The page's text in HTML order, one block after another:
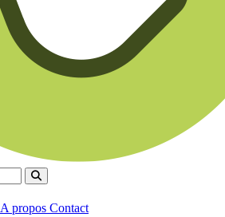
Rechercher
A propos Contact